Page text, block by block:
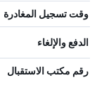
وقت تسجيل المغادرة
الدفع والإلغاء
رقم مكتب الاستقبال